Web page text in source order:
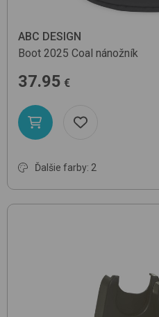
ABC DESIGN
Boot 2025 Coal nánožník
37.95 €
Ďalšie farby: 2